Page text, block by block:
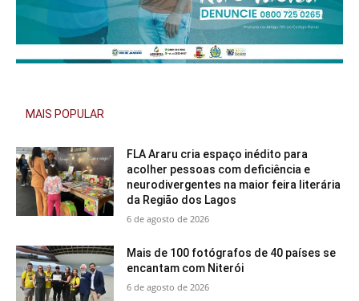
MAIS POPULAR
FLA Araru cria espaço inédito para
acolher pessoas com deficiência e
neurodivergentes na maior feira literária
da Região dos Lagos
6 de agosto de 2026
Mais de 100 fotógrafos de 40 países se
encantam com Niterói
6 de agosto de 2026